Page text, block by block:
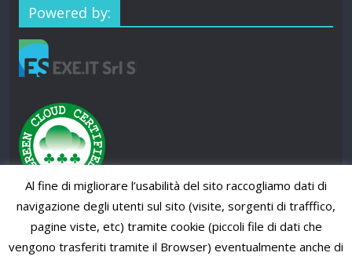
Powered by:
Al fine di migliorare l’usabilità del sito raccogliamo dati di
navigazione degli utenti sul sito (visite, sorgenti di trafffico,
pagine viste, etc) tramite cookie (piccoli file di dati che
vengono trasferiti tramite il Browser) eventualmente anche di